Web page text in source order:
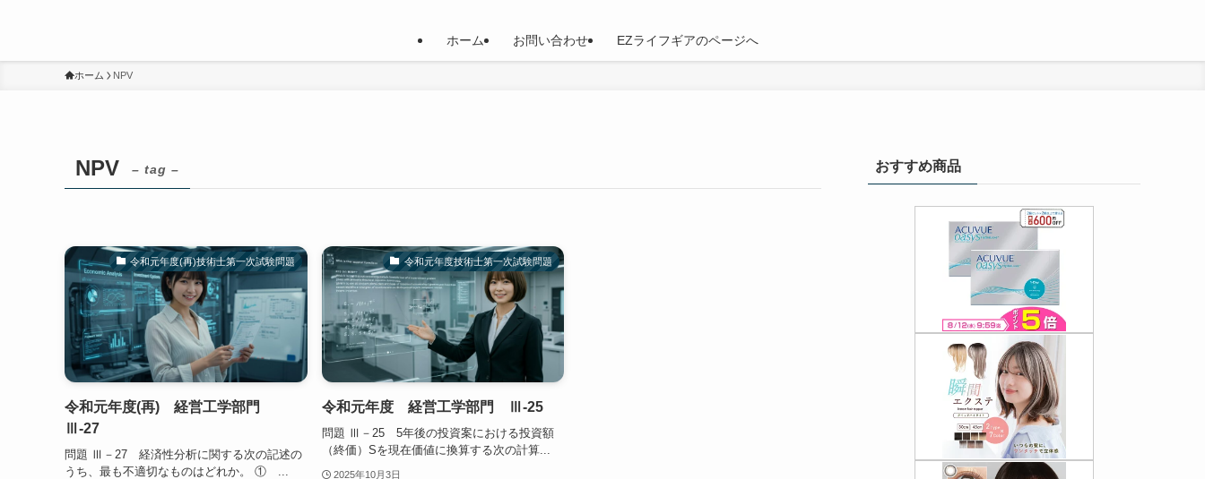
ホーム お問い合わせ EZライフギアのページへ
ホーム NPV
NPV – tag –
令和元年度(再)技術士第一次試験問題
令和元年度(再) 経営工学部門
Ⅲ-27
問題 Ⅲ－27 経済性分析に関する次の記述の
うち、最も不適切なものはどれか。 ① ...
令和元年度技術士第一次試験問題
令和元年度 経営工学部門 Ⅲ-25
問題 Ⅲ－25 5年後の投資案における投資額
（終価）Sを現在価値に換算する次の計算...
2025年10月3日
おすすめ商品